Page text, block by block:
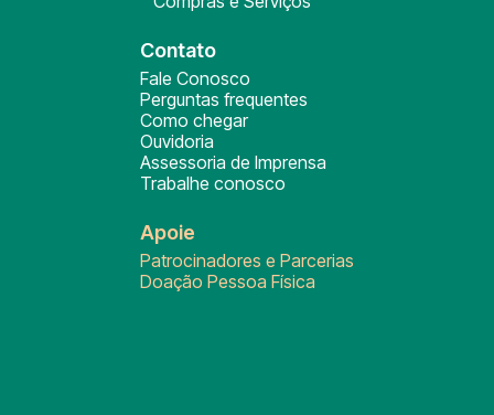
Contato
Fale Conosco
Perguntas frequentes
Como chegar
Ouvidoria
Assessoria de Imprensa
Trabalhe conosco
Apoie
Patrocinadores e Parcerias
Doação Pessoa Física